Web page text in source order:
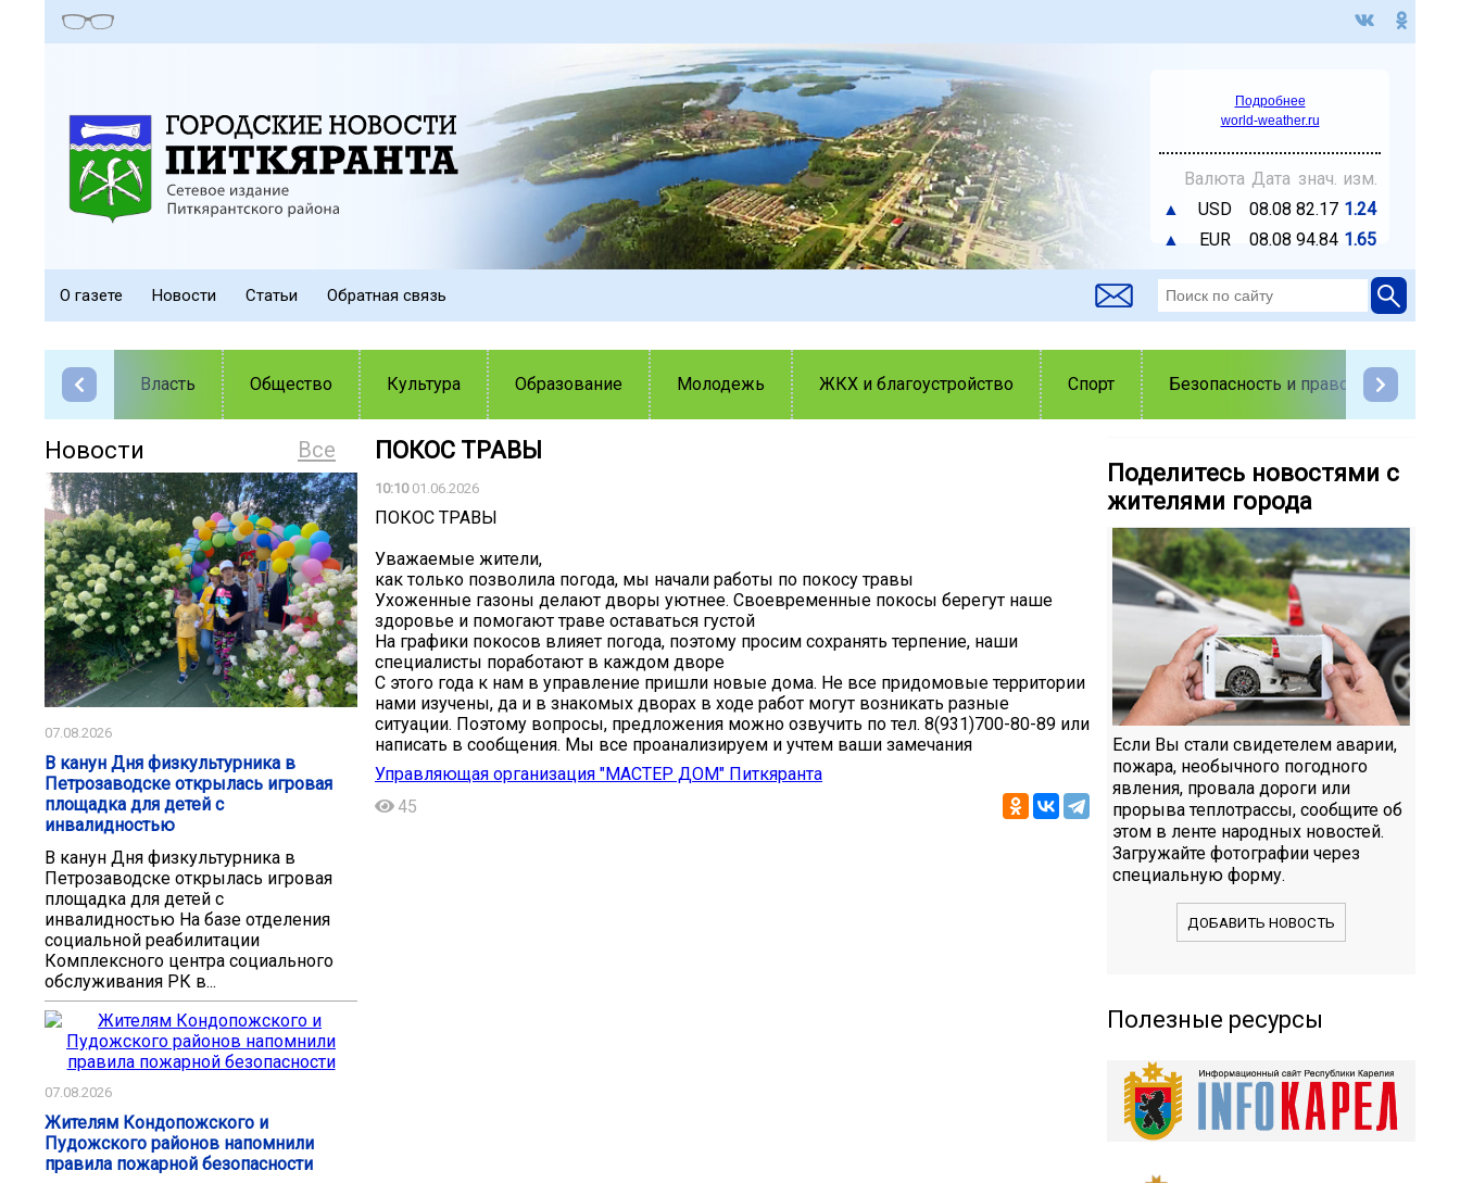
Подробнее
world-weather.ru
Валюта Дата знач. изм.
▲
USD 08.08 82.17 1.24
▲
EUR 08.08 94.84 1.65
О газете Новости Статьи Обратная связь
Власть Общество Культура Образование Молодежь ЖКХ и благоустройство Спорт Безопасность и правопорядок
Все
Новости
07.08.2026
В канун Дня физкультурника в
Петрозаводске открылась игровая
площадка для детей с
инвалидностью
В канун Дня физкультурника в
Петрозаводске открылась игровая
площадка для детей с
инвалидностью На базе отделения
социальной реабилитации
Комплексного центра социального
обслуживания РК в...
07.08.2026
Жителям Кондопожского и
Пудожского районов напомнили
правила пожарной безопасности
ПОКОС ТРАВЫ
10:1001.06.2026
ПОКОС ТРАВЫ
Уважаемые жители,
как только позволила погода, мы начали работы по покосу травы
Ухоженные газоны делают дворы уютнее. Своевременные покосы берегут наше
здоровье и помогают траве оставаться густой
На графики покосов влияет погода, поэтому просим сохранять терпение, наши
специалисты поработают в каждом дворе
С этого года к нам в управление пришли новые дома. Не все придомовые территории
нами изучены, да и в знакомых дворах в ходе работ могут возникать разные
ситуации. Поэтому вопросы, предложения можно озвучить по тел. 8(931)700-80-89 или
написать в сообщения. Мы все проанализируем и учтем ваши замечания
Управляющая организация "МАСТЕР ДОМ" Питкяранта
45
Поделитесь новостями с
жителями города
Если Вы стали свидетелем аварии,
пожара, необычного погодного
явления, провала дороги или
прорыва теплотрассы, сообщите об
этом в ленте народных новостей.
Загружайте фотографии через
специальную форму.
ДОБАВИТЬ НОВОСТЬ
Полезные ресурсы